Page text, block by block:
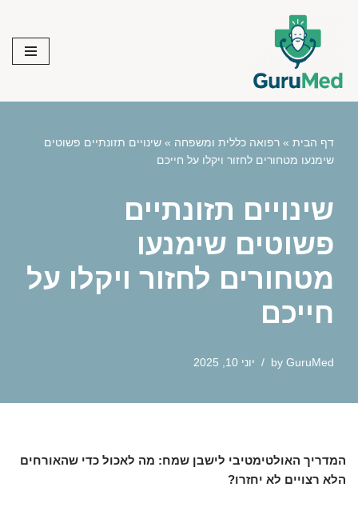
content
דף הבית » רפואה כללית ומשפחה » שינויים תזונתיים פשוטים
שימנעו מטחורים לחזור ויקלו על חייכם
שינויים תזונתיים
פשוטים שימנעו
מטחורים לחזור ויקלו על
חייכם
by GuruMed יוני 10, 2025
המדריך האולטימטיבי לישבן שמח: מה לאכול כדי שהאורחים
הלא רצויים לא יחזרו?